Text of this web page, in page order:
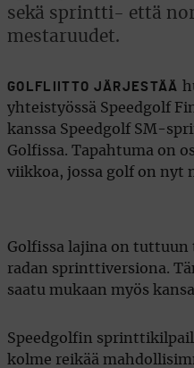
sekä sprintti- että
mestaruudet.
GOLFLIITTO JÄRJESTÄÄ
yhteistyössä Speedgolf
kanssa Speedgolf SM-
Golfissa. Tapahtuma on
viikkoa, jossa golf on nyt
Golfissa lajina on tuttuun
radan sprinttiversiona.
saatu mukaan myös
Speedgolfin
kolme reikää